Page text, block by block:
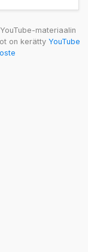
YouTube-materiaalin
on kerätty YouTube